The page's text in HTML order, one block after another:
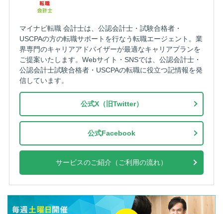
マイナビ転職 会計士は、公認会計士・試験合格者・
USCPAの方の転職サポートを行なう転職エージェント。業
界専門のキャリアアドバイザーが最適なキャリアプランを
ご提案いたします。Webサイト・SNSでは、公認会計士・
公認会計士試験合格者・USCPAの転職に役立つ記情報を発
信しています。
公式X（旧Twitter）
公式Facebook
サービスのご紹介（ご利用の流れ）